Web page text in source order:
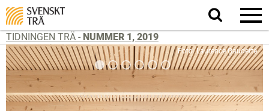
Sök
på
TIDNINGEN TRÄ - NUMMER 1, 2019
Foto: Laurence Gaudette